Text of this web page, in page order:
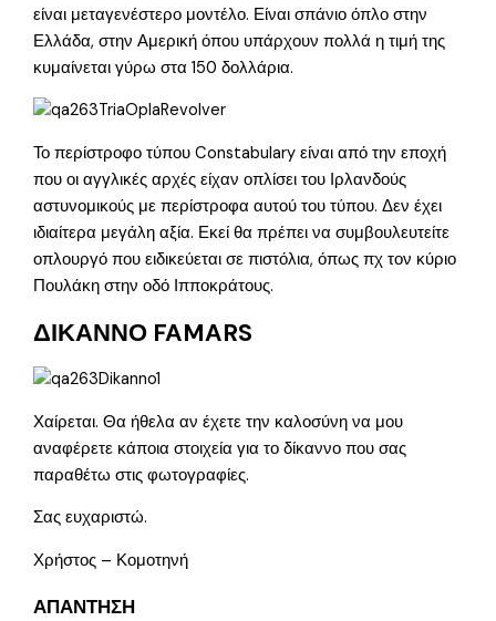
είναι μεταγενέστερο μοντέλο. Είναι σπάνιο όπλο στην
Ελλάδα, στην Αμερική όπου υπάρχουν πολλά η τιμή της
κυμαίνεται γύρω στα 150 δολλάρια.
Το περίστροφο τύπου Constabulary είναι από την εποχή
που οι αγγλικές αρχές είχαν οπλίσει του Ιρλανδούς
αστυνομικούς με περίστροφα αυτού του τύπου. Δεν έχει
ιδιαίτερα μεγάλη αξία. Εκεί θα πρέπει να συμβουλευτείτε
οπλουργό που ειδικεύεται σε πιστόλια, όπως πχ τον κύριο
Πουλάκη στην οδό Ιπποκράτους.
ΔΙΚΑΝΝΟ FAMARS
Χαίρεται. Θα ήθελα αν έχετε την καλοσύνη να μου
αναφέρετε κάποια στοιχεία για το δίκαννο που σας
παραθέτω στις φωτογραφίες.
Σας ευχαριστώ.
Χρήστος – Κομοτηνή
ΑΠΑΝΤΗΣΗ